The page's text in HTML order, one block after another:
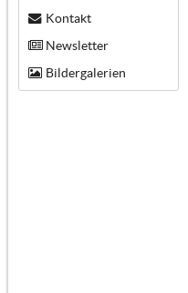
Kontakt
Newsletter
Bildergalerien